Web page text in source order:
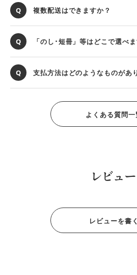
複数配送はできますか？
「のし･短冊」等はどこで選べま
支払方法はどのようなものがあ
よくある質問一
レビュー
レビューを書く